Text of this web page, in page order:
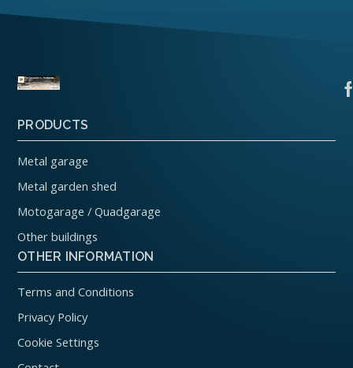
PRODUCTS
Metal garage
Metal garden shed
Motogarage / Quadgarage
Other buildings
OTHER INFORMATION
Terms and Conditions
Privacy Policy
Cookie Settings